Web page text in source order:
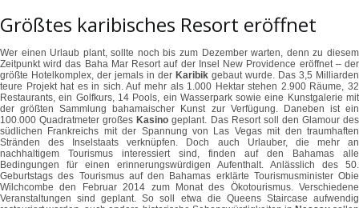
Größtes karibisches Resort eröffnet
Wer einen Urlaub plant, sollte noch bis zum Dezember warten, denn zu diesem
Zeitpunkt wird das Baha Mar Resort auf der Insel New Providence eröffnet – der
größte Hotelkomplex, der jemals in der Karibik gebaut wurde. Das 3,5 Milliarden
teure Projekt hat es in sich. Auf mehr als 1.000 Hektar stehen 2.900 Räume, 32
Restaurants, ein Golfkurs, 14 Pools, ein Wasserpark sowie eine Kunstgalerie mit
der größten Sammlung bahamaischer Kunst zur Verfügung. Daneben ist ein
100.000 Quadratmeter großes Kasino geplant. Das Resort soll den Glamour des
südlichen Frankreichs mit der Spannung von Las Vegas mit den traumhaften
Stränden des Inselstaats verknüpfen. Doch auch Urlauber, die mehr an
nachhaltigem Tourismus interessiert sind, finden auf den Bahamas alle
Bedingungen für einen erinnerungswürdigen Aufenthalt. Anlässlich des 50.
Geburtstags des Tourismus auf den Bahamas erklärte Tourismusminister Obie
Wilchcombe den Februar 2014 zum Monat des Ökotourismus. Verschiedene
Veranstaltungen sind geplant. So soll etwa die Queens Staircase aufwendig